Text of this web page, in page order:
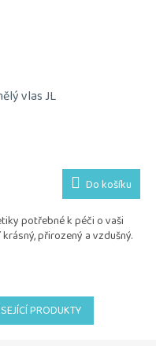
vlas JL
Do košíku
potřebné k péči o vaši
přirozený a vzdušný.
PRODUKTY